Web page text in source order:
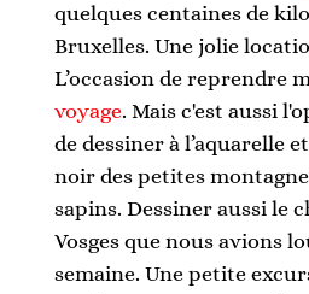
quelques centaines de
Bruxelles. Une jolie
L’occasion de reprendre
voyage. Mais c'est aussi
de dessiner à l’aquarelle
noir des petites
sapins. Dessiner aussi le
Vosges que nous avions
semaine. Une petite